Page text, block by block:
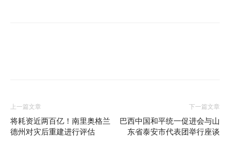
上一篇文章
将耗资近两百亿！南里奥格兰
德州对灾后重建进行评估
下一篇文章
巴西中国和平统一促进会与山
东省泰安市代表团举行座谈